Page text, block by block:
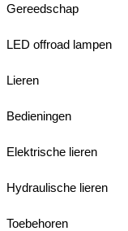
Gereedschap
LED offroad lampen
Lieren
Bedieningen
Elektrische lieren
Hydraulische lieren
Toebehoren